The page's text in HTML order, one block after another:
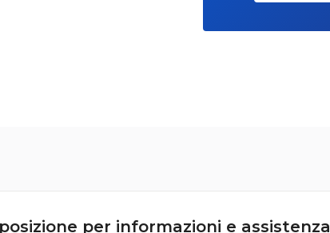
per informazioni e assistenza